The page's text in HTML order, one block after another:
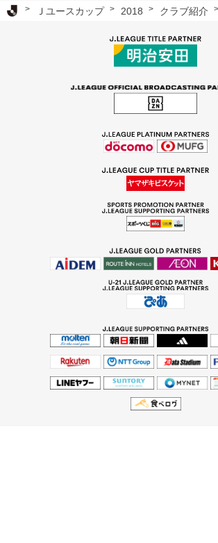
Ｊリーグ TOP
Ｊユースカップ 2018 クラブ紹介